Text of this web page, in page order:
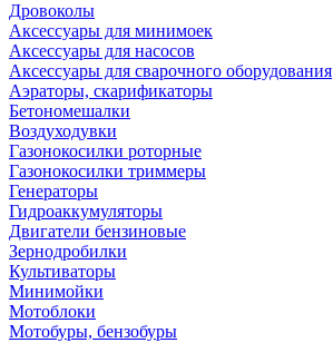
Дровоколы
Аксессуары для минимоек
Аксессуары для насосов
Аксессуары для сварочного оборудования
Аэраторы, скарификаторы
Бетономешалки
Воздуходувки
Газонокосилки роторные
Газонокосилки триммеры
Генераторы
Гидроаккумуляторы
Двигатели бензиновые
Зернодробилки
Культиваторы
Минимойки
Мотоблоки
Мотобуры, бензобуры